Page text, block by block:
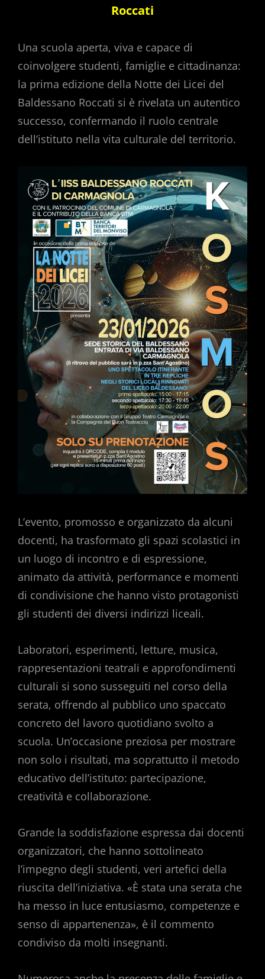
Roccati
Una scuola aperta, viva e capace di
coinvolgere studenti, famiglie e cittadinanza:
la prima edizione della Notte dei Licei del
Baldessano Roccati si è rivelata un autentico
successo, confermando il ruolo centrale
dell’istituto nella vita culturale del territorio.
L’evento, promosso e organizzato da alcuni
docenti, ha trasformato gli spazi scolastici in
un luogo di incontro e di espressione,
animato da attività, performance e momenti
di condivisione che hanno visto protagonisti
gli studenti dei diversi indirizzi liceali.
Laboratori, esperimenti, letture, musica,
rappresentazioni teatrali e approfondimenti
culturali si sono susseguiti nel corso della
serata, offrendo al pubblico uno spaccato
concreto del lavoro quotidiano svolto a
scuola. Un’occasione preziosa per mostrare
non solo i risultati, ma soprattutto il metodo
educativo dell’istituto: partecipazione,
creatività e collaborazione.
Grande la soddisfazione espressa dai docenti
organizzatori, che hanno sottolineato
l’impegno degli studenti, veri artefici della
riuscita dell’iniziativa. «È stata una serata che
ha messo in luce entusiasmo, competenze e
senso di appartenenza», è il commento
condiviso da molti insegnanti.